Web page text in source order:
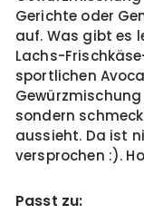
Gerichte oder
auf. Was gibt es
Lachs-
sportlichen
sondern
aussieht. Da ist
versprochen :).
Passt zu: